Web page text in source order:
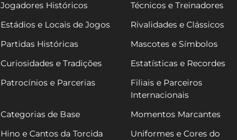
Jogadores Históricos
Técnicos e Treinadores
Estádios e Locais de Jogos
Rivalidades e Clássicos
Partidas Históricas
Mascotes e Símbolos
Curiosidades e Tradições
Estatísticas e Recordes
Patrocínios e Parcerias
Filiais e Parceiros
Internacionais
Categorias de Base
Momentos Marcantes
Hino e Cantos da Torcida
Uniformes e Cores do